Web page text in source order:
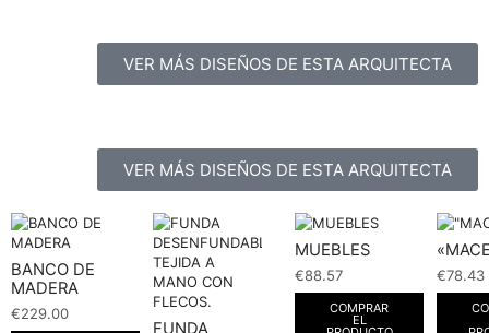
VER MÁS DISEÑOS DE ESTA ARQUITECTA
VER MÁS DISEÑOS DE ESTA ARQUITECTA
BANCO DE
MADERA
€229.00
FUNDA
MUEBLES
€88.57
COMPRAR
EL
€78.43